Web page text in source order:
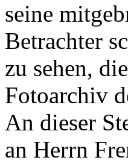
seine
Betrachter
zu sehen,
Fotoarchiv
An dieser
an Herrn